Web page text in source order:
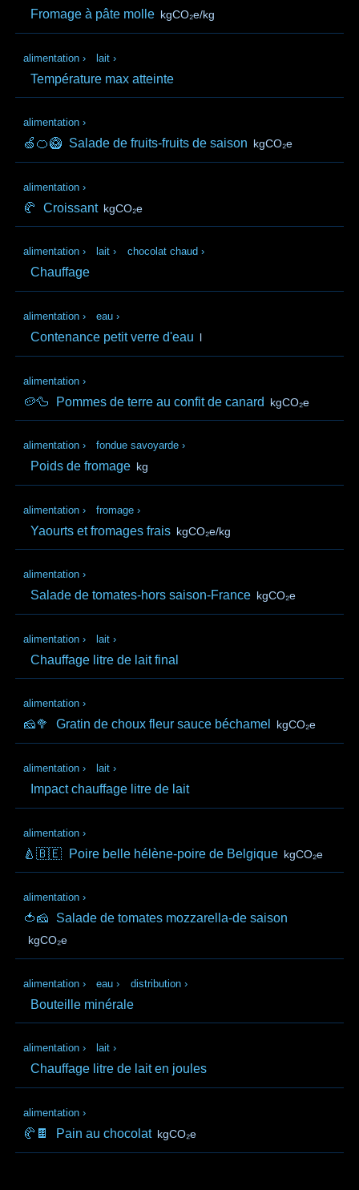
Fromage à pâte molle kgCO₂e/kg
alimentation › lait ›
Température max atteinte
alimentation ›
🍏🍊🥝 Salade de fruits-fruits de saison kgCO₂e
alimentation ›
🥐 Croissant kgCO₂e
alimentation › lait › chocolat chaud ›
Chauffage
alimentation › eau ›
Contenance petit verre d'eau l
alimentation ›
🥔🦆 Pommes de terre au confit de canard kgCO₂e
alimentation › fondue savoyarde ›
Poids de fromage kg
alimentation › fromage ›
Yaourts et fromages frais kgCO₂e/kg
alimentation ›
Salade de tomates-hors saison-France kgCO₂e
alimentation › lait ›
Chauffage litre de lait final
alimentation ›
🧀🥦 Gratin de choux fleur sauce béchamel kgCO₂e
alimentation › lait ›
Impact chauffage litre de lait
alimentation ›
🍐🇧🇪 Poire belle hélène-poire de Belgique kgCO₂e
alimentation ›
🍅🧀 Salade de tomates mozzarella-de saison
kgCO₂e
alimentation › eau › distribution ›
Bouteille minérale
alimentation › lait ›
Chauffage litre de lait en joules
alimentation ›
🥐🍫 Pain au chocolat kgCO₂e